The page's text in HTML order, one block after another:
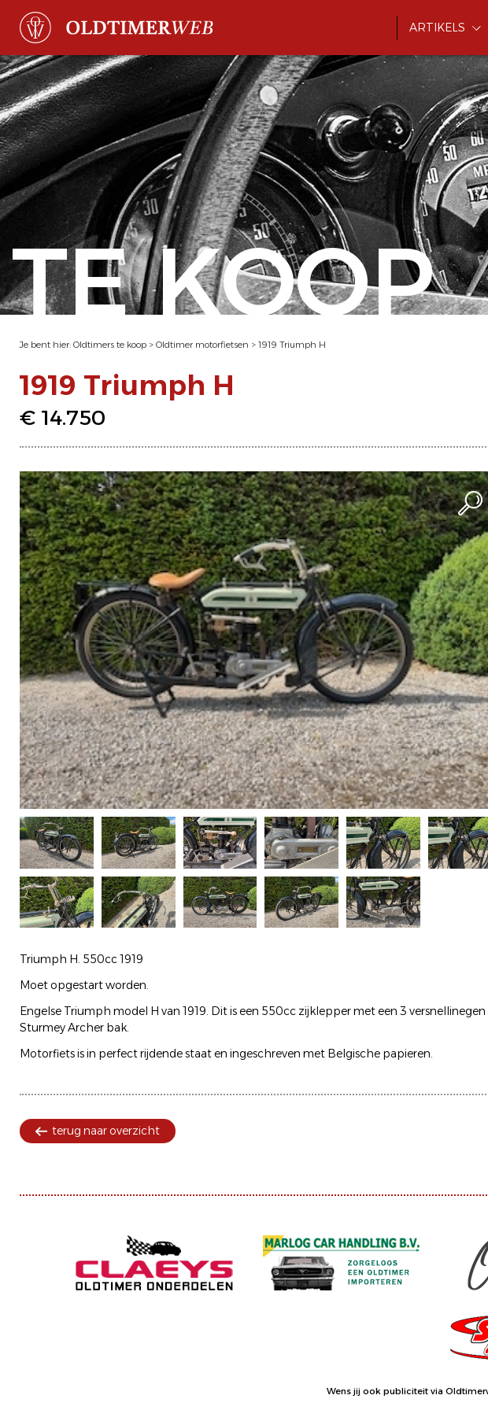
ARTIKELS
TE KOOP
Je bent hier: Oldtimers te koop > Oldtimer motorfietsen > 1919 Triumph H
1919 Triumph H
€ 14.750
Triumph H. 550cc 1919
Moet opgestart worden.
Engelse Triumph model H van 1919. Dit is een 550cc zijklepper met een 3 versnellinegen
Sturmey Archer bak.
Motorfiets is in perfect rijdende staat en ingeschreven met Belgische papieren.
terug naar overzicht
Wens jij ook publiciteit via